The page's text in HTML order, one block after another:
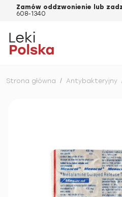
Zamów oddzwonienie lub
608-1340
Strona główna / Antybakteryjny